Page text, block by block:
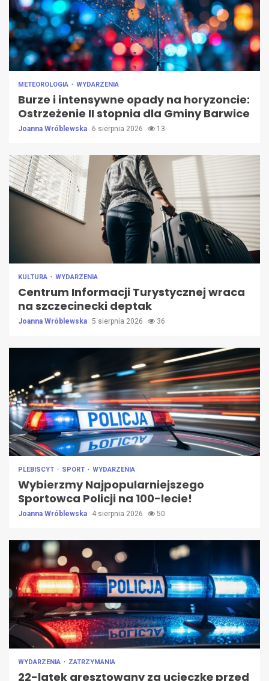
METEOROLOGIA WYDARZENIA
Burze i intensywne opady na horyzoncie:
Ostrzeżenie II stopnia dla Gminy Barwice
Joanna Wróblewska 6 sierpnia 2026 13
KULTURA WYDARZENIA
Centrum Informacji Turystycznej wraca
na szczecinecki deptak
Joanna Wróblewska 5 sierpnia 2026 36
PLEBISCYT SPORT WYDARZENIA
Wybierzmy Najpopularniejszego
Sportowca Policji na 100-lecie!
Joanna Wróblewska 4 sierpnia 2026 50
WYDARZENIA ZATRZYMANIA
22-latek aresztowany za ucieczkę przed